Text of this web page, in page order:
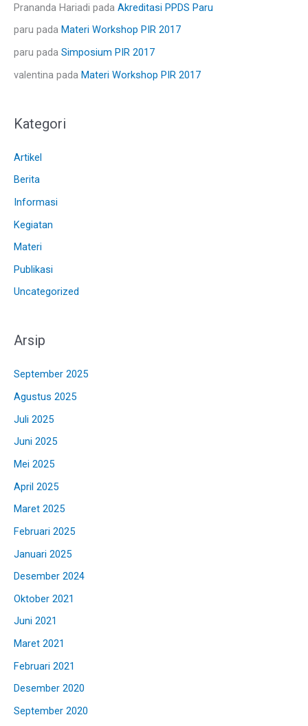
Prananda Hariadi pada Akreditasi PPDS Paru
paru pada Materi Workshop PIR 2017
paru pada Simposium PIR 2017
valentina pada Materi Workshop PIR 2017
Kategori
Artikel
Berita
Informasi
Kegiatan
Materi
Publikasi
Uncategorized
Arsip
September 2025
Agustus 2025
Juli 2025
Juni 2025
Mei 2025
April 2025
Maret 2025
Februari 2025
Januari 2025
Desember 2024
Oktober 2021
Juni 2021
Maret 2021
Februari 2021
Desember 2020
September 2020